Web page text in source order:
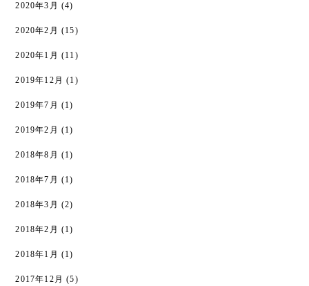
2020年3月 (4)
2020年2月 (15)
2020年1月 (11)
2019年12月 (1)
2019年7月 (1)
2019年2月 (1)
2018年8月 (1)
2018年7月 (1)
2018年3月 (2)
2018年2月 (1)
2018年1月 (1)
2017年12月 (5)